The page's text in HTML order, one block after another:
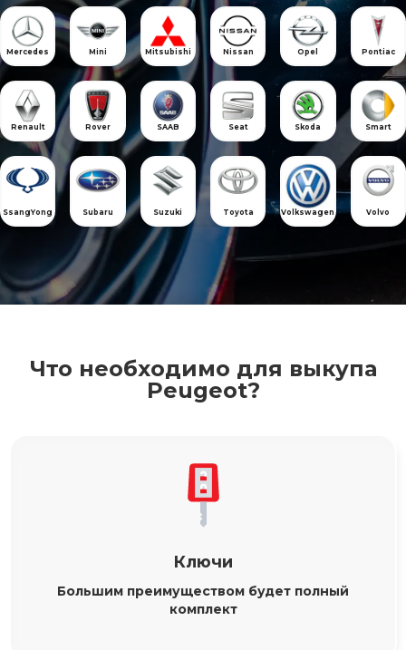
Mercedes Mini Mitsubishi Nissan Opel Pontiac
Renault Rover SAAB Seat Skoda Smart
SsangYong Subaru Suzuki Toyota Volkswagen Volvo
Что необходимо для выкупа
Peugeot?
Ключи
Большим преимуществом будет полный
комплект